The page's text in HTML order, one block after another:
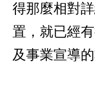
得那麼相對
置，就已經
及事業宣導的